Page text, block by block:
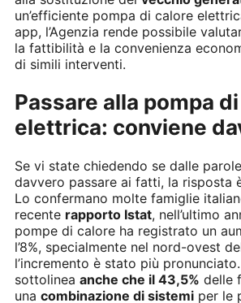
un’efficiente pompa di calore
app, l’Agenzia rende possibile
la fattibilità e la convenienza
di simili interventi.
Passare alla pompa
elettrica: conviene
Se vi state chiedendo se dalle
davvero passare ai fatti, la risposta
Lo confermano molte famiglie
recente rapporto Istat, nell’ultimo
pompe di calore ha registrato un
l’8%, specialmente nel nord-ovest
l’incremento è stato più
sottolinea anche che il 43,5% delle
una combinazione di sistemi per le